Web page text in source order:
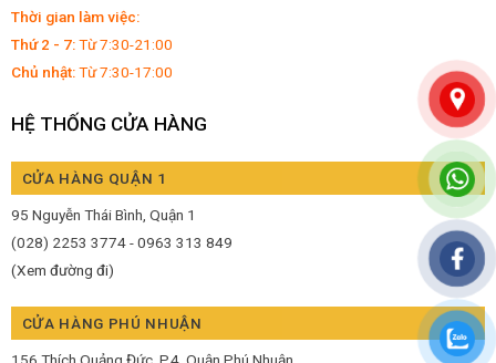
Thời gian làm việc:
Thứ 2 - 7:Từ 7:30-21:00
Chủ nhật:Từ 7:30-17:00
HỆ THỐNG CỬA HÀNG
CỬA HÀNG QUẬN 1
95 Nguyễn Thái Bình, Quận 1
(028) 2253 3774 - 0963 313 849
(Xem đường đi)
CỬA HÀNG PHÚ NHUẬN
156 Thích Quảng Đức, P.4, Quận Phú Nhuận